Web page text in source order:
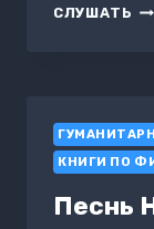
СЛУШАТЬ
КНИГИ ПО
Песнь